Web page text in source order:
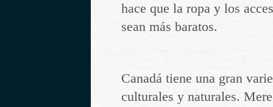
hace que la ropa y los
sean más baratos.
Canadá tiene una gran
culturales y naturales.